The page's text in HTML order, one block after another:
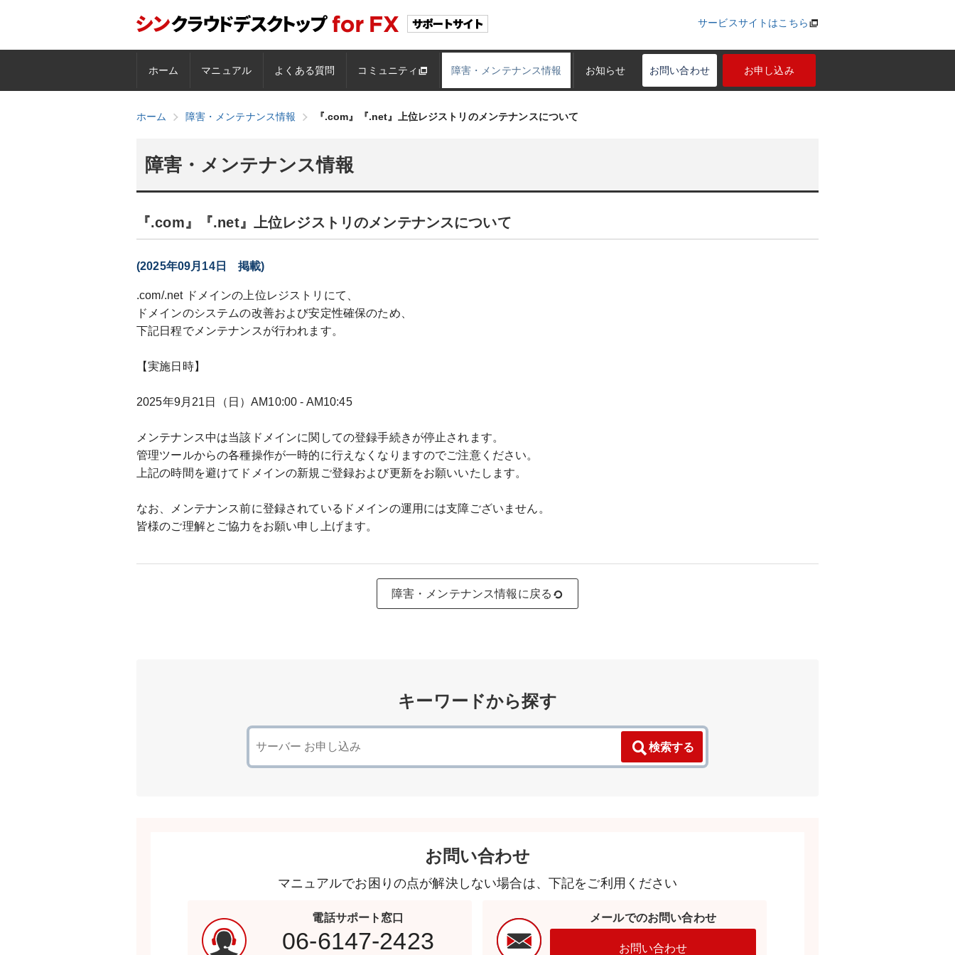
サービスサイトはこちら
ホーム マニュアル よくある質問 コミュニティ 障害・メンテナンス情報 お知らせ お問い合わせ お申し込み
ホーム 障害・メンテナンス情報 『.com』『.net』上位レジストリのメンテナンスについて
障害・メンテナンス情報
『.com』『.net』上位レジストリのメンテナンスについて
(2025年09月14日 掲載)
.com/.net ドメインの上位レジストリにて、
ドメインのシステムの改善および安定性確保のため、
下記日程でメンテナンスが行われます。
【実施日時】
2025年9月21日（日）AM10:00 - AM10:45
メンテナンス中は当該ドメインに関しての登録手続きが停止されます。
管理ツールからの各種操作が一時的に行えなくなりますのでご注意ください。
上記の時間を避けてドメインの新規ご登録および更新をお願いいたします。
なお、メンテナンス前に登録されているドメインの運用には支障ございません。
皆様のご理解とご協力をお願い申し上げます。
障害・メンテナンス情報に戻る
キーワードから探す
検索する
お問い合わせ
マニュアルでお困りの点が解決しない場合は、下記をご利用ください
電話サポート窓口
06-6147-2423
メールでのお問い合わせ
お問い合わせ